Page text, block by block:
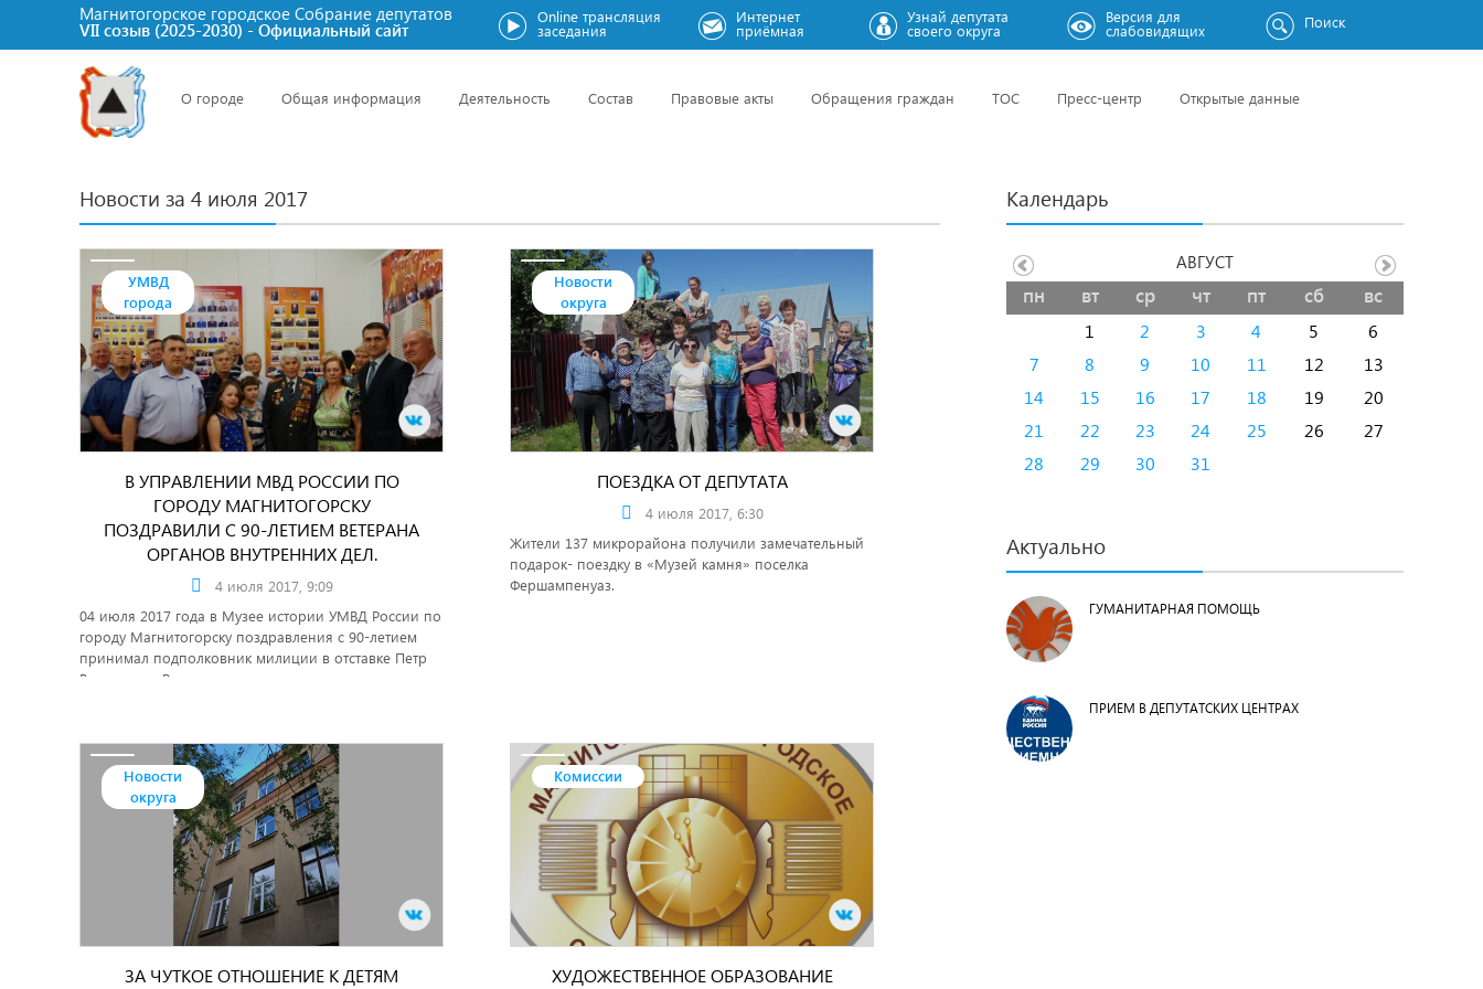
Магнитогорское городское Cобрание депутатов
VII созыв (2025-2030) - Официальный сайт
Online трансляция
заседания
Интернет
приёмная
Узнай депутата
своего округа
Версия для
слабовидящих Поиск
О городе Общая информация Деятельность Состав Правовые акты Обращения граждан ТОС Пресс-центр Открытые данные
Новости за 4 июля 2017
УМВД
города
В УПРАВЛЕНИИ МВД РОССИИ ПО
ГОРОДУ МАГНИТОГОРСКУ
ПОЗДРАВИЛИ С 90-ЛЕТИЕМ ВЕТЕРАНА
ОРГАНОВ ВНУТРЕННИХ ДЕЛ.
4 июля 2017, 9:09
04 июля 2017 года в Музее истории УМВД России по
городу Магнитогорску поздравления с 90-летием
принимал подполковник милиции в отставке Петр
Васильевич Романов.
Новости
округа
ПОЕЗДКА ОТ ДЕПУТАТА
4 июля 2017, 6:30
Жители 137 микрорайона получили замечательный
подарок- поездку в «Музей камня» поселка
Фершампенуаз.
Новости
округа
ЗА ЧУТКОЕ ОТНОШЕНИЕ К ДЕТЯМ
Комиссии
ХУДОЖЕСТВЕННОЕ ОБРАЗОВАНИЕ
Календарь
пн вт ср чт пт сб вс
1 2 3 4 5
6
7
8 9 10 11 12
13
14
15 16 17 18 19
20
21
22 23 24 25 26
27
28
29 30 31
АВГУСТ
Актуально
ГУМАНИТАРНАЯ ПОМОЩЬ
ПРИЕМ В ДЕПУТАТСКИХ ЦЕНТРАХ